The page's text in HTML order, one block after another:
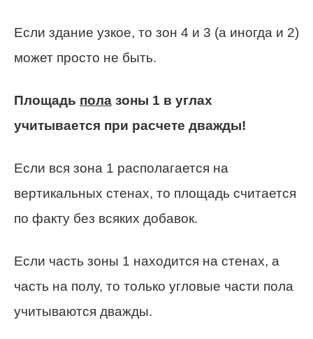
Если здание узкое, то зон 4 и 3 (а иногда и 2)
может просто не быть.
Площадь пола зоны 1 в углах
учитывается при расчете дважды!
Если вся зона 1 располагается на
вертикальных стенах, то площадь считается
по факту без всяких добавок.
Если часть зоны 1 находится на стенах, а
часть на полу, то только угловые части пола
учитываются дважды.